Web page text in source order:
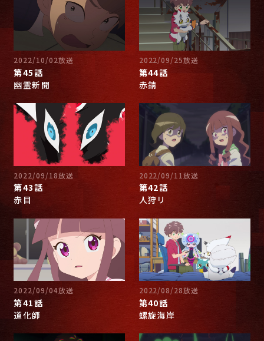
2022/10/02放送
第45話
幽霊新聞
2022/09/25放送
第44話
赤錆
2022/09/18放送
第43話
赤目
2022/09/11放送
第42話
人狩リ
2022/09/04放送
第41話
道化師
2022/08/28放送
第40話
螺旋海岸